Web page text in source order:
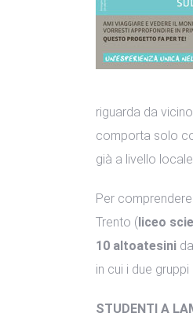
riguarda da
comporta solo
già a livello
Per
Trento (liceo
10 altoatesini
in cui i due
STUDENTI A